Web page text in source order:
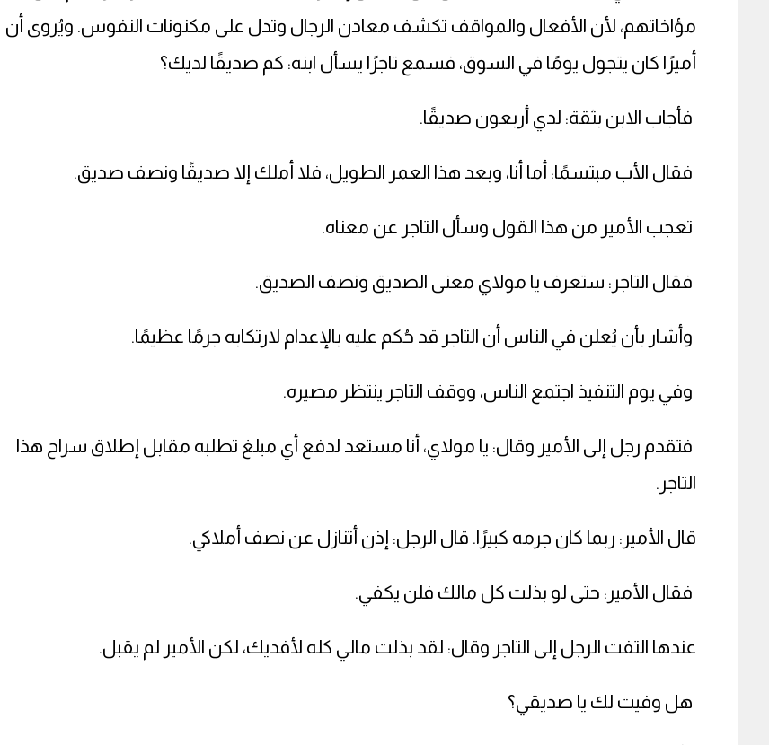
مؤاخاتهم، لأن الأفعال والمواقف تكشف معادن الرجال وتدل على مكنونات النفوس. ويُروى أن
أميرًا كان يتجول يومًا في السوق، فسمع تاجرًا يسأل ابنه: كم صديقًا لديك؟
فأجاب الابن بثقة: لدي أربعون صديقًا.
فقال الأب مبتسمًا: أما أنا، وبعد هذا العمر الطويل، فلا أملك إلا صديقًا ونصف صديق.
تعجب الأمير من هذا القول وسأل التاجر عن معناه.
فقال التاجر: ستعرف يا مولاي معنى الصديق ونصف الصديق.
وأشار بأن يُعلن في الناس أن التاجر قد حُكم عليه بالإعدام لارتكابه جرمًا عظيمًا.
وفي يوم التنفيذ اجتمع الناس، ووقف التاجر ينتظر مصيره.
فتقدم رجل إلى الأمير وقال: يا مولاي، أنا مستعد لدفع أي مبلغ تطلبه مقابل إطلاق سراح هذا
التاجر.
قال الأمير: ربما كان جرمه كبيرًا. قال الرجل: إذن أتنازل عن نصف أملاكي.
فقال الأمير: حتى لو بذلت كل مالك فلن يكفي.
عندها التفت الرجل إلى التاجر وقال: لقد بذلت مالي كله لأفديك، لكن الأمير لم يقبل.
هل وفيت لك يا صديقي؟